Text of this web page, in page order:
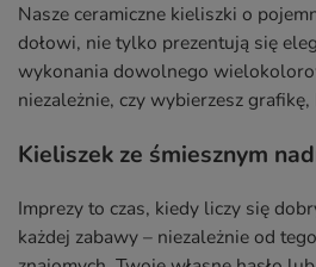
Nasze ceramiczne kieliszki o
dołowi, nie tylko prezentują się
wykonania dowolnego
niezależnie, czy wybierzesz
Kieliszek ze śmiesznym
Imprezy to czas, kiedy liczy się
każdej zabawy – niezależnie od